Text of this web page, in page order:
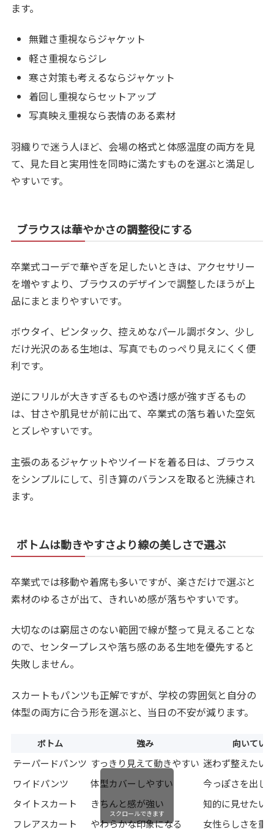
ます。
無難さ重視ならジャケット
軽さ重視ならジレ
寒さ対策も考えるならジャケット
着回し重視ならセットアップ
写真映え重視なら表情のある素材
羽織りで迷う人ほど、会場の格式と体感温度の両方を見
て、見た目と実用性を同時に満たすものを選ぶと満足し
やすいです。
ブラウスは華やかさの調整役にする
卒業式コーデで華やぎを足したいときは、アクセサリー
を増やすより、ブラウスのデザインで調整したほうが上
品にまとまりやすいです。
ボウタイ、ピンタック、控えめなパール調ボタン、少し
だけ光沢のある生地は、写真でものっぺり見えにくく便
利です。
逆にフリルが大きすぎるものや透け感が強すぎるもの
は、甘さや肌見せが前に出て、卒業式の落ち着いた空気
とズレやすいです。
主張のあるジャケットやツイードを着る日は、ブラウス
をシンプルにして、引き算のバランスを取ると洗練され
ます。
ボトムは動きやすさより線の美しさで選ぶ
卒業式では移動や着席も多いですが、楽さだけで選ぶと
素材のゆるさが出て、きれいめ感が落ちやすいです。
大切なのは窮屈さのない範囲で線が整って見えることな
ので、センタープレスや落ち感のある生地を優先すると
失敗しません。
スカートもパンツも正解ですが、学校の雰囲気と自分の
体型の両方に合う形を選ぶと、当日の不安が減ります。
ボトム 強み 向いてい
テーパードパンツ すっきり見えて動きやすい 迷わず整えたい
ワイドパンツ
体型カバーしやすい
今っぽさを出し
タイトスカート
きちんと感が強い
知的に見せたい
フレアスカート
やわらかな印象になる 女性らしさを重
スクロールできます